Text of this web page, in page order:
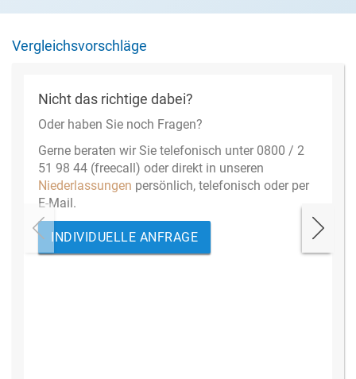
Vergleichsvorschläge
Nicht das richtige dabei?
Oder haben Sie noch Fragen?
Gerne beraten wir Sie telefonisch unter 0800 / 2
51 98 44 (freecall) oder direkt in unseren
Niederlassungen persönlich, telefonisch oder per
E-Mail.
INDIVIDUELLE ANFRAGE